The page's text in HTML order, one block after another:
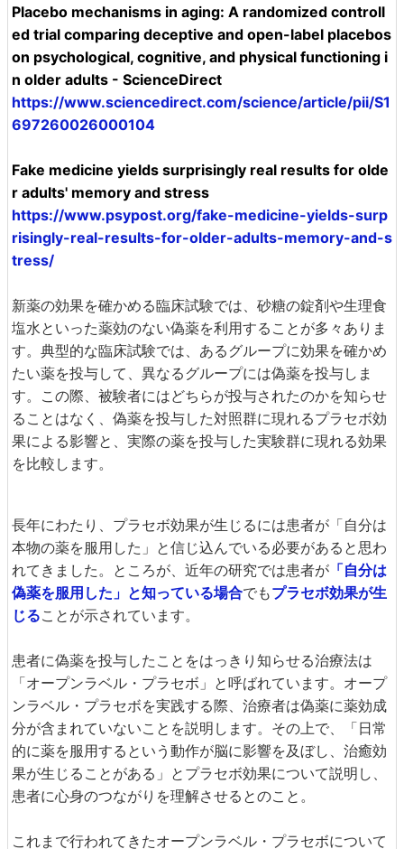
Placebo mechanisms in aging: A randomized controll
ed trial comparing deceptive and open-label placebos
on psychological, cognitive, and physical functioning i
n older adults - ScienceDirect
https://www.sciencedirect.com/science/article/pii/S1
697260026000104
Fake medicine yields surprisingly real results for olde
r adults' memory and stress
https://www.psypost.org/fake-medicine-yields-surp
risingly-real-results-for-older-adults-memory-and-s
tress/
新薬の効果を確かめる臨床試験では、砂糖の錠剤や生理食
塩水といった薬効のない偽薬を利用することが多々ありま
す。典型的な臨床試験では、あるグループに効果を確かめ
たい薬を投与して、異なるグループには偽薬を投与しま
す。この際、被験者にはどちらが投与されたのかを知らせ
ることはなく、偽薬を投与した対照群に現れるプラセボ効
果による影響と、実際の薬を投与した実験群に現れる効果
を比較します。
長年にわたり、プラセボ効果が生じるには患者が「自分は
本物の薬を服用した」と信じ込んでいる必要があると思わ
れてきました。ところが、近年の研究では患者が 「自分は
偽薬を服用した」と知っている場合でもプラセボ効果が生
じることが示されています。
患者に偽薬を投与したことをはっきり知らせる治療法は
「オープンラベル・プラセボ」と呼ばれています。オープ
ンラベル・プラセボを実践する際、治療者は偽薬に薬効成
分が含まれていないことを説明します。その上で、「日常
的に薬を服用するという動作が脳に影響を及ぼし、治癒効
果が生じることがある」とプラセボ効果について説明し、
患者に心身のつながりを理解させるとのこと。
これまで行われてきたオープンラベル・プラセボについて